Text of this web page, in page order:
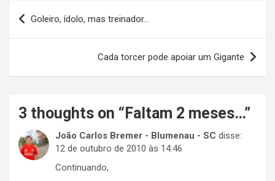
Navegação
de
Goleiro, ídolo, mas treinador…
Cada torcer pode apoiar um Gigante
3 thoughts on “ Faltam 2 meses…”
João Carlos Bremer - Blumenau - SC disse:
12 de outubro de 2010 às 14:46
Continuando,